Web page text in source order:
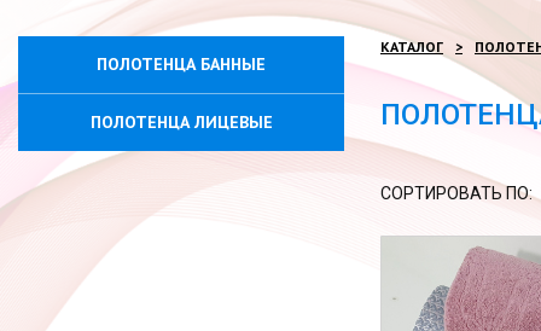
ПОЛОТЕНЦА БАННЫЕ
ПОЛОТЕНЦА ЛИЦЕВЫЕ
КАТАЛОГ
СОРТИРОВАТЬ ПО: